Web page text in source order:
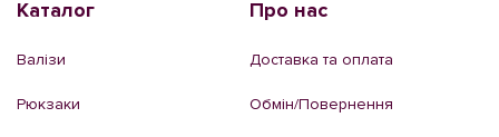
Каталог
Валізи
Рюкзаки
Про нас
Доставка та оплата
Обмін/Повернення